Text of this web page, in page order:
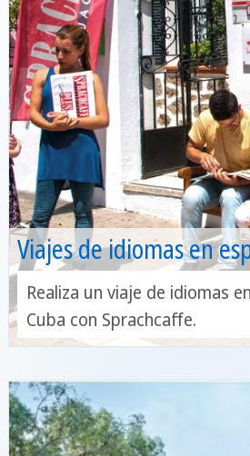
Viajes de idiomas en
Realiza un viaje de idiomas
Cuba con Sprachcaffe.